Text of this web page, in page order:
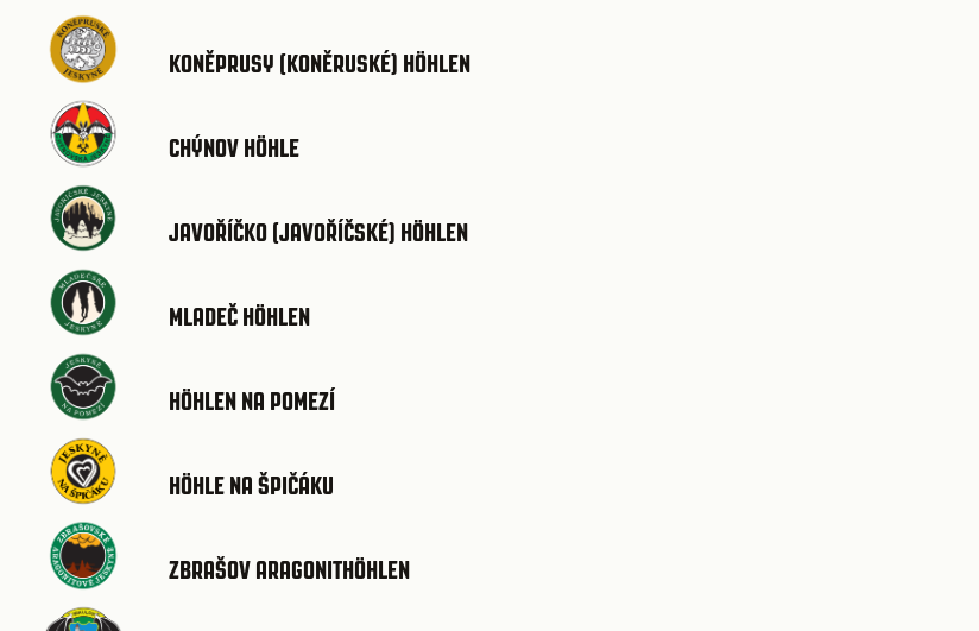
KONĚPRUSY (KONĚRUSKÉ) HÖHLEN
CHÝNOV HÖHLE
JAVOŘÍČKO (JAVOŘÍČSKÉ) HÖHLEN
MLADEČ HÖHLEN
HÖHLEN NA POMEZÍ
HÖHLE NA ŠPIČÁKU
ZBRAŠOV ARAGONITHÖHLEN